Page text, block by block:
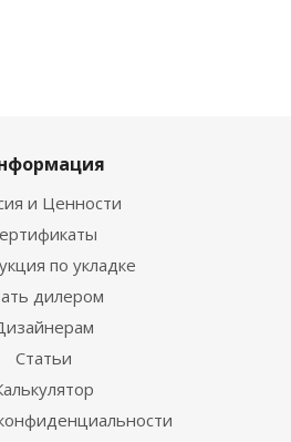
и Ценности
по укладке
дилером
Статьи